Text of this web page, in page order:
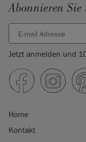
Abonnieren Sie
Jetzt anmelden und
Home
Kontakt